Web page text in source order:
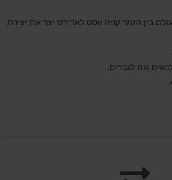
בין הזמר קניה ווסט לאדידס יצר את יצירת
וגם לגברים.